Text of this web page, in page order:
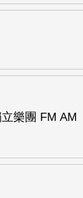
樂團 FM AM